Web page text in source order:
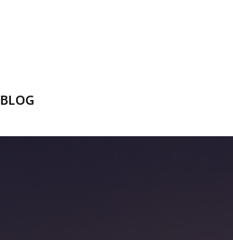
BLOG